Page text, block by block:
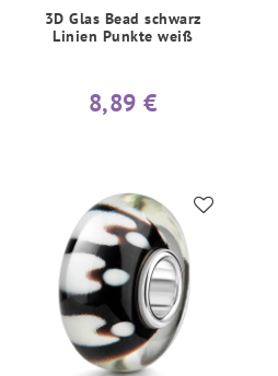
3D Glas Bead schwarz
Linien Punkte weiß
8,89 €